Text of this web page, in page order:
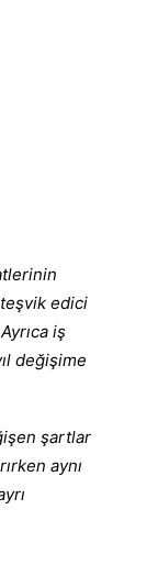
edici
iş
değişime
şartlar
aynı